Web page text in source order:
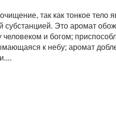
так как тонкое тело
субстанцией. Это аромат
и богом;
к небу; аромат